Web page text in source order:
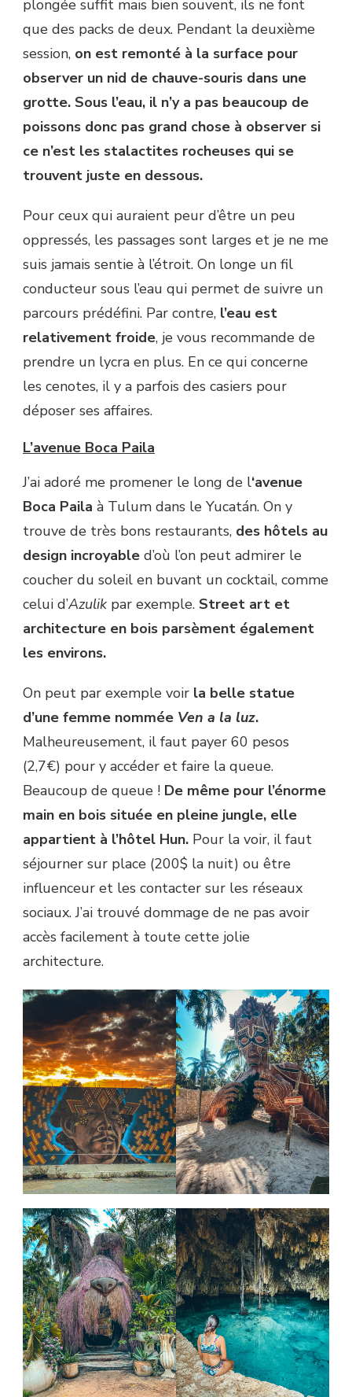
plongée suffit mais bien souvent, ils ne font
que des packs de deux. Pendant la deuxième
session, on est remonté à la surface pour
observer un nid de chauve-souris dans une
grotte. Sous l’eau, il n’y a pas beaucoup de
poissons donc pas grand chose à observer si
ce n’est les stalactites rocheuses qui se
trouvent juste en dessous.
Pour ceux qui auraient peur d’être un peu
oppressés, les passages sont larges et je ne me
suis jamais sentie à l’étroit. On longe un fil
conducteur sous l’eau qui permet de suivre un
parcours prédéfini. Par contre, l’eau est
relativement froide, je vous recommande de
prendre un lycra en plus. En ce qui concerne
les cenotes, il y a parfois des casiers pour
déposer ses affaires.
L’avenue Boca Paila
J’ai adoré me promener le long de l‘avenue
Boca Paila à Tulum dans le Yucatán. On y
trouve de très bons restaurants, des hôtels au
design incroyable d’où l’on peut admirer le
coucher du soleil en buvant un cocktail, comme
celui d’Azulik par exemple. Street art et
architecture en bois parsèment également
les environs.
On peut par exemple voir la belle statue
d’une femme nommée Ven a la luz.
Malheureusement, il faut payer 60 pesos
(2,7€) pour y accéder et faire la queue.
Beaucoup de queue ! De même pour l’énorme
main en bois située en pleine jungle, elle
appartient à l’hôtel Hun. Pour la voir, il faut
séjourner sur place (200$ la nuit) ou être
influenceur et les contacter sur les réseaux
sociaux. J’ai trouvé dommage de ne pas avoir
accès facilement à toute cette jolie
architecture.